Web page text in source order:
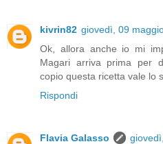
kivrin82 giovedì, 09
Ok, allora anche io mi
Magari arriva prima per
copio questa ricetta vale lo
Rispondi
Flavia Galasso